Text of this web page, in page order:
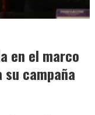
en el marco
campaña